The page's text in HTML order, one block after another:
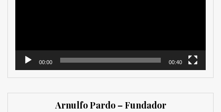
00:00 00:40
Arnulfo Pardo – Fundador